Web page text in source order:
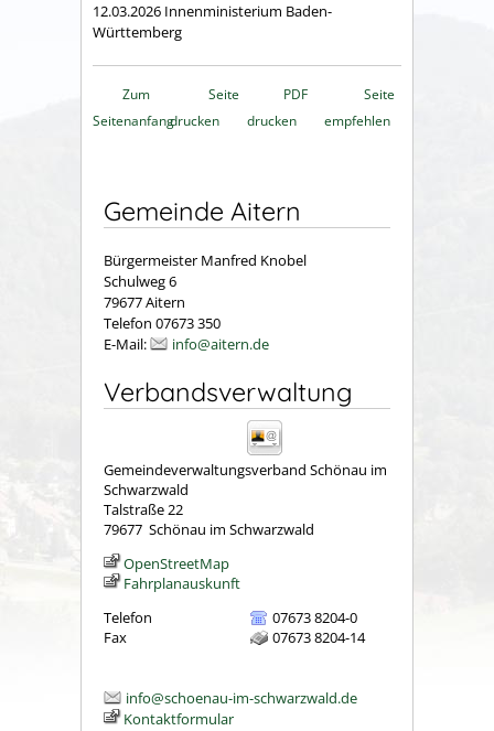
12.03.2026 Innenministerium Baden-
Württemberg
Zum
Seitenanfang
Seite
drucken
PDF
drucken
Seite
empfehlen
Gemeinde Aitern
Bürgermeister Manfred Knobel
Schulweg 6
79677 Aitern
Telefon 07673 350
E-Mail:
info@aitern.de
Verbandsverwaltung
Gemeindeverwaltungsverband Schönau im
Schwarzwald
Talstraße 22
79677 Schönau im Schwarzwald
OpenStreetMap
Fahrplanauskunft
Telefon
07673 8204-0
Fax
07673 8204-14
info@schoenau-im-schwarzwald.de
Kontaktformular